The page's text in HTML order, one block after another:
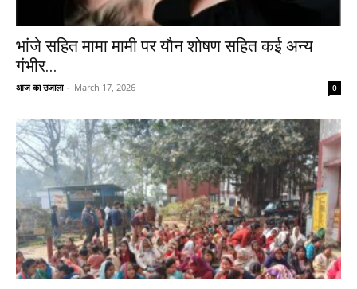
भांजे सहित मामा मामी पर यौन शोषण सहित कई अन्य
गंभीर...
आज का उजाला - March 17, 2026 0